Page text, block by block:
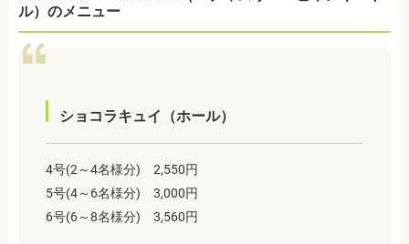
ル）のメニュー
ショコラキュイ（ホール）
4号(2～4名様分) 2,550円
5号(4～6名様分) 3,000円
6号(6～8名様分) 3,560円